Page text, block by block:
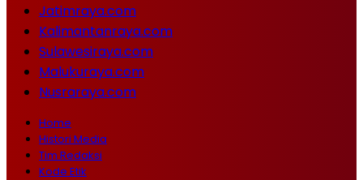
Jatimraya.com
Kalimantanraya.com
Sulawesiraya.com
Malukuraya.com
Nusraraya.com
Home
Histori Media
Tim Redaksi
Kode Etik